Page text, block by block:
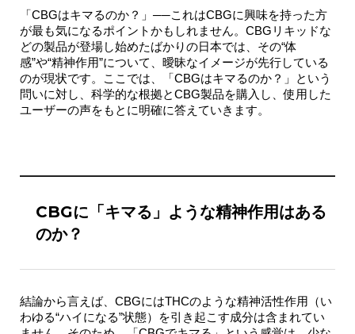
「CBGはキマるのか？」──これはCBGに興味を持った方
が最も気になるポイントかもしれません。CBGリキッドな
どの製品が登場し始めたばかりの日本では、その“体
感”や“精神作用”について、曖昧なイメージが先行している
のが現状です。ここでは、「CBGはキマるのか？」という
問いに対し、科学的な根拠とCBG製品を購入し、使用した
ユーザーの声をもとに明確に答えていきます。
CBGに「キマる」ような精神作用はある
のか？
結論から言えば、 CBGにはTHCのような精神活性作用（い
わゆる“ハイになる”状態）を引き起こす成分は含まれてい